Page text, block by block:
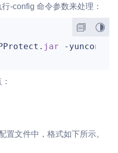
-config 命令参数来处理：
jar -
置文件中，格式如下所示。